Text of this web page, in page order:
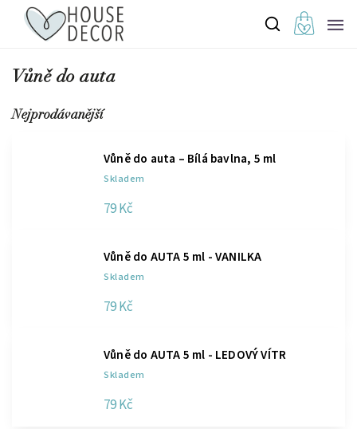
Vůně do auta
Nejprodávanější
Vůně do auta – Bílá bavlna, 5 ml
Skladem
79 Kč
Vůně do AUTA 5 ml - VANILKA
Skladem
79 Kč
Vůně do AUTA 5 ml - LEDOVÝ VÍTR
Skladem
79 Kč